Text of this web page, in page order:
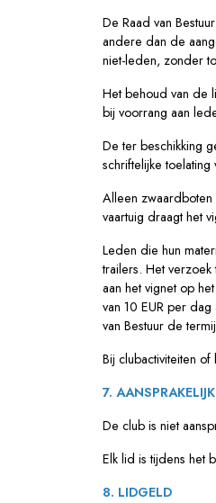
De Raad van
andere dan de
niet-leden, zonder
Het behoud van de
bij voorrang aan
De ter beschikking
schriftelijke toelating
Alleen zwaardboten
vaartuig draagt het
Leden die hun
trailers. Het
aan het vignet op
van 10 EUR per
van Bestuur de
Bij clubactiviteiten
7.
De club is niet
Elk lid is tijdens het
8. LIDGELD